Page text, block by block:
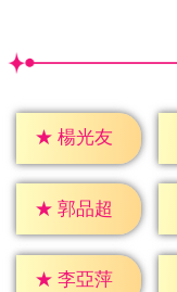
★ 楊光友
★ 郭品超
★ 李亞萍